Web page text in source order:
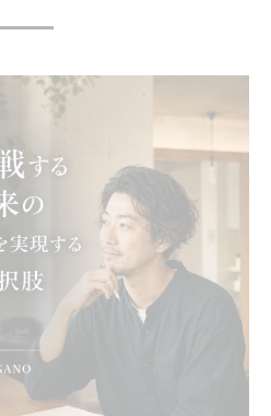
す異業種転職の最新動向
キャリア形成の新分野
現する異業種のライフプラ
へ転職成功のポイント
キャリア形成と転職理由
チャンスの理由
転換に挑戦すべき今の背
形成で転換期を迎える理